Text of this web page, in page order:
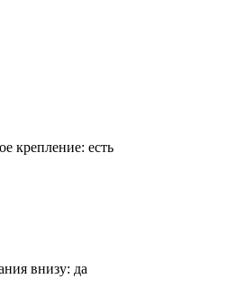
крепление: есть
внизу: да